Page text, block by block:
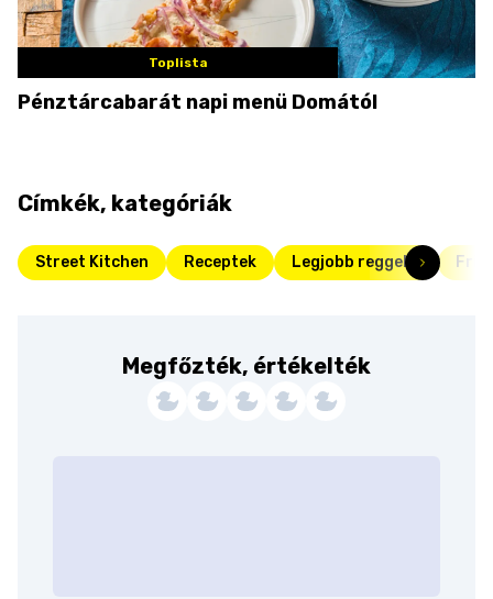
Toplista
Pénztárcabarát napi menü Domától
Címkék, kategóriák
Street Kitchen Receptek Legjobb reggelik
Megfőzték, értékelték